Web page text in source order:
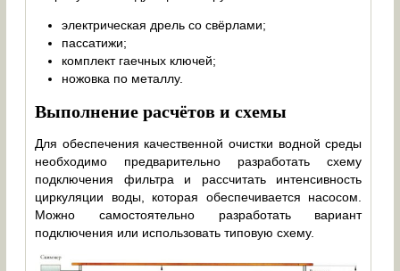
электрическая дрель со свёрлами;
пассатижи;
комплект гаечных ключей;
ножовка по металлу.
Выполнение расчётов и схемы
Для обеспечения качественной очистки водной среды
необходимо предварительно разработать схему
подключения фильтра и рассчитать интенсивность
циркуляции воды, которая обеспечивается насосом.
Можно самостоятельно разработать вариант
подключения или использовать типовую схему.